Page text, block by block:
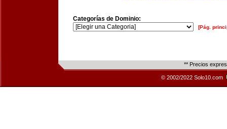
Categorías de Dominio:
[Pág.
** Precios
© 2002/2022 Solo10.com